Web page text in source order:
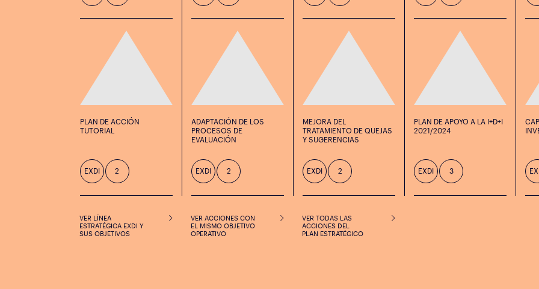
PLAN DE ACCIÓN
TUTORIAL
EXDI 2
ADAPTACIÓN DE LOS
PROCESOS DE
EVALUACIÓN
EXDI 2
MEJORA DEL
TRATAMIENTO DE QUEJAS
Y SUGERENCIAS
EXDI 2
PLAN DE APOYO A LA I+D+I
2021/2024
EXDI 3
VER LÍNEA
ESTRATÉGICA EXDI Y
SUS OBJETIVOS
VER ACCIONES CON
EL MISMO OBJETIVO
OPERATIVO
VER TODAS LAS
ACCIONES DEL
PLAN ESTRATÉGICO